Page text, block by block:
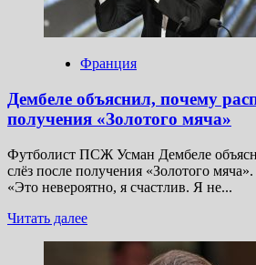
Франция
Дембеле объяснил, почему
получения «Золотого мяча»
Футболист ПСЖ Усман Дембеле
слёз после получения «Золотого
«Это невероятно, я счастлив. Я не...
Читать далееПрочитать